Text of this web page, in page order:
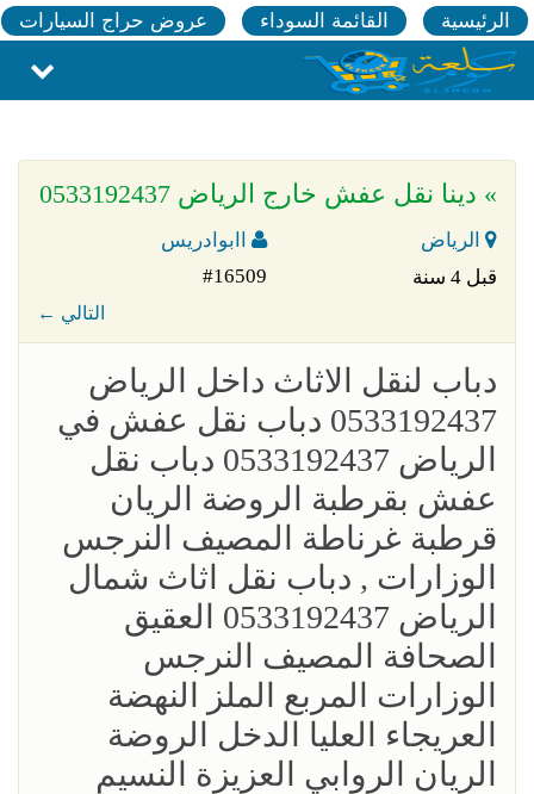
الرئيسية القائمة السوداء عروض حراج السيارات
» دينا نقل عفش خارج الرياض 0533192437
الرياض
اابوادريس
قبل 4 سنة
#16509
← التالي
دباب لنقل الاثاث داخل الرياض
0533192437 دباب نقل عفش في
الرياض 0533192437 دباب نقل
عفش بقرطبة الروضة الريان
قرطبة غرناطة المصيف النرجس
الوزارات , دباب نقل اثاث شمال
الرياض 0533192437 العقيق
الصحافة المصيف النرجس
الوزارات المربع الملز النهضة
العريجاء العليا الدخل الروضة
الريان الروابي العزيزة النسيم